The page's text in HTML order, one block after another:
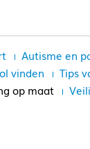
Autisme en
vinden
Tips
op maat